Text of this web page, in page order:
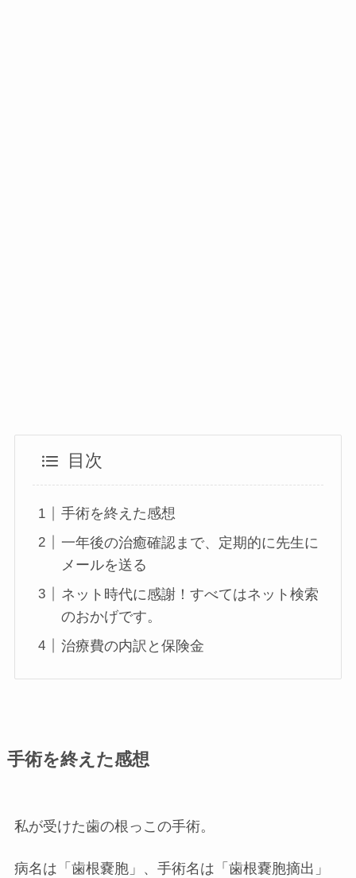
目次
手術を終えた感想
一年後の治癒確認まで、定期的に先生に
メールを送る
ネット時代に感謝！すべてはネット検索
のおかげです。
治療費の内訳と保険金
手術を終えた感想
私が受けた歯の根っこの手術。
病名は「歯根嚢胞」、手術名は「歯根嚢胞摘出」